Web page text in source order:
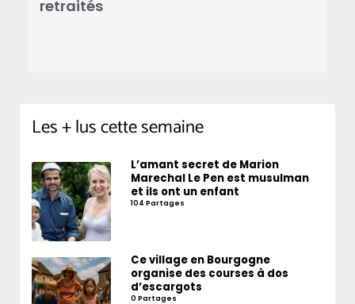
retraités
Les + lus cette semaine
L’amant secret de Marion
Marechal Le Pen est musulman
et ils ont un enfant
104 Partages
Ce village en Bourgogne
organise des courses à dos
d’escargots
0 Partages